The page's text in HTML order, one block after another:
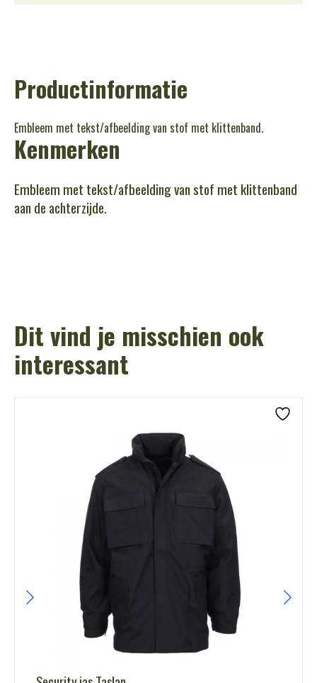
Productinformatie
Embleem met tekst/afbeelding van stof met klittenband.
Kenmerken
Embleem met tekst/afbeelding van stof met klittenband
aan de achterzijde.
Dit vind je misschien ook
interessant